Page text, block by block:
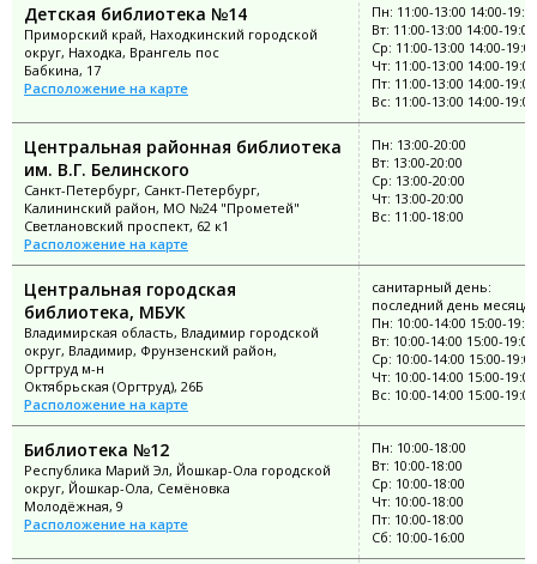
Детская библиотека №14
Приморский край, Находкинский городской
округ, Находка, Врангель пос
Бабкина, 17
Расположение на карте
Пн: 11:00-13:00 14:00-
Вт: 11:00-13:00 14:00-19:00
Ср: 11:00-13:00 14:00-19:00
Чт: 11:00-13:00 14:00-19:00
Пт: 11:00-13:00 14:00-19:00
Вс: 11:00-13:00 14:00-19:00
Центральная районная библиотека
им. В.Г. Белинского
Санкт-Петербург, Санкт-Петербург,
Калининский район, МО №24 "Прометей"
Светлановский проспект, 62 к1
Расположение на карте
Пн: 13:00-20:00
Вт: 13:00-20:00
Ср: 13:00-20:00
Чт: 13:00-20:00
Вс: 11:00-18:00
Центральная городская
библиотека, МБУК
Владимирская область, Владимир городской
округ, Владимир, Фрунзенский район,
Оргтруд м-н
Октябрьская (Оргтруд), 26Б
Расположение на карте
санитарный день:
последний день месяца
Пн: 10:00-14:00 15:00-
Вт: 10:00-14:00 15:00-19:00
Ср: 10:00-14:00 15:00-19:00
Чт: 10:00-14:00 15:00-19:00
Вс: 10:00-14:00 15:00-19:00
Библиотека №12
Республика Марий Эл, Йошкар-Ола городской
округ, Йошкар-Ола, Семёновка
Молодёжная, 9
Расположение на карте
Пн: 10:00-18:00
Вт: 10:00-18:00
Ср: 10:00-18:00
Чт: 10:00-18:00
Пт: 10:00-18:00
Сб: 10:00-16:00